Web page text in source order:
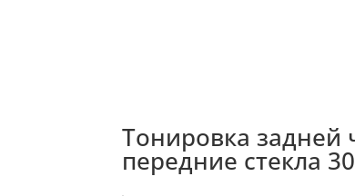
Тонировка задней
передние стекла